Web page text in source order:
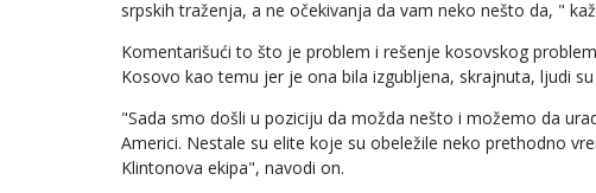
srpskih traženja, a ne očekivanja da vam neko nešto da, "
Komentarišući to što je problem i rešenje kosovskog
Kosovo kao temu jer je ona bila izgubljena, skrajnuta, ljudi
"Sada smo došli u poziciju da možda nešto i možemo da
Americi. Nestale su elite koje su obeležile neko prethodno
Klintonova ekipa", navodi on.